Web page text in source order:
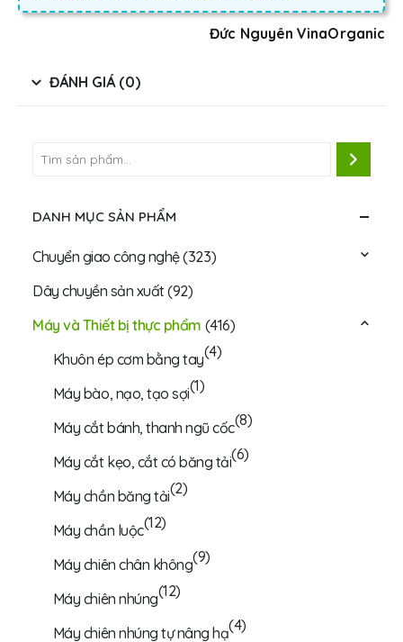
Đức Nguyên VinaOrganic
ĐÁNH GIÁ (0)
DANH MỤC SẢN PHẨM
Chuyển giao công nghệ(323)
Dây chuyền sản xuất(92)
Máy và Thiết bị thực phẩm (416)
Khuôn ép cơm bằng tay(4)
Máy bào, nạo, tạo sợi(1)
Máy cắt bánh, thanh ngũ cốc(8)
Máy cắt kẹo, cắt có băng tải(6)
Máy chần băng tải(2)
Máy chần luộc(12)
Máy chiên chân không(9)
Máy chiên nhúng(12)
Máy chiên nhúng tự nâng hạ(4)